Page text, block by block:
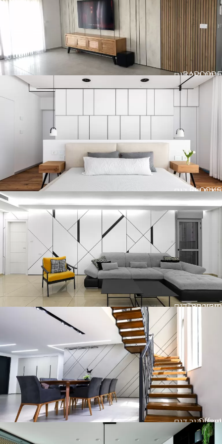
חיפוי קיר דגם
BARCODE
חיפוי קיר דגם
BLOCKS
חיפוי קיר דגם
Tangram
חיפוי קיר דגם
Offset